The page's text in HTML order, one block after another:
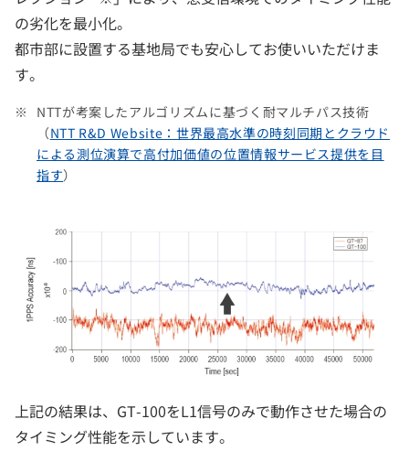
の劣化を最小化。
都市部に設置する基地局でも安心してお使いいただけま
す。
NTTが考案したアルゴリズムに基づく耐マルチパス技術
（NTT R&D Website：世界最高水準の時刻同期とクラウド
による測位演算で高付加価値の位置情報サービス提供を目
指す）
上記の結果は、GT-100をL1信号のみで動作させた場合の
タイミング性能を示しています。